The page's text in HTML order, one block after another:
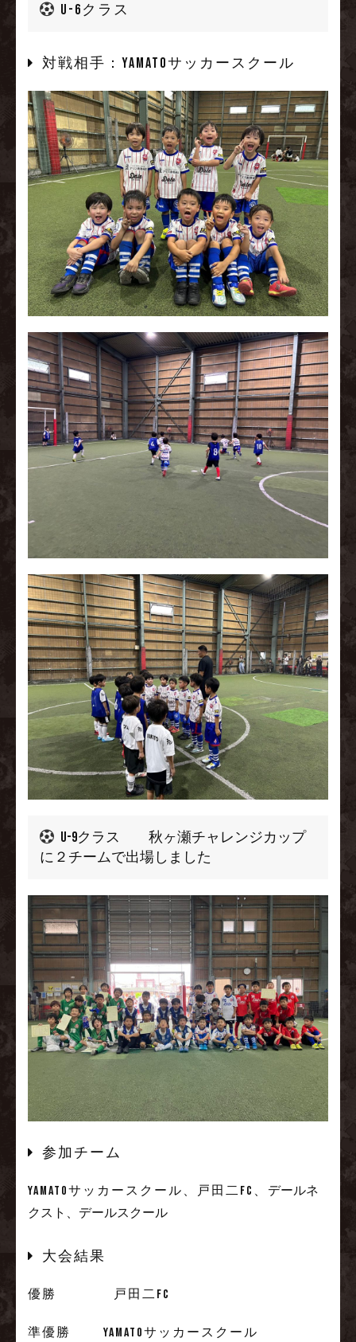
U-6クラス
対戦相手：YAMATOサッカースクール
U-9クラス 秋ヶ瀬チャレンジカップ
に２チームで出場しました
参加チーム
YAMATOサッカースクール、戸田二FC、 デールネ
クスト、 デールスクール
大会結果
優勝 戸田二FC
準優勝 YAMATOサッカースクール